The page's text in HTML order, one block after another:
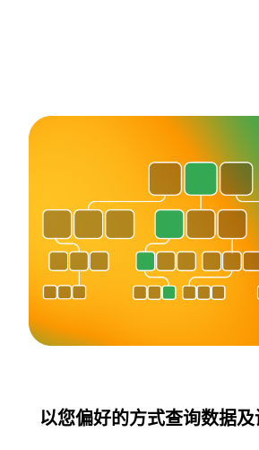
以您偏好的方式查询数据